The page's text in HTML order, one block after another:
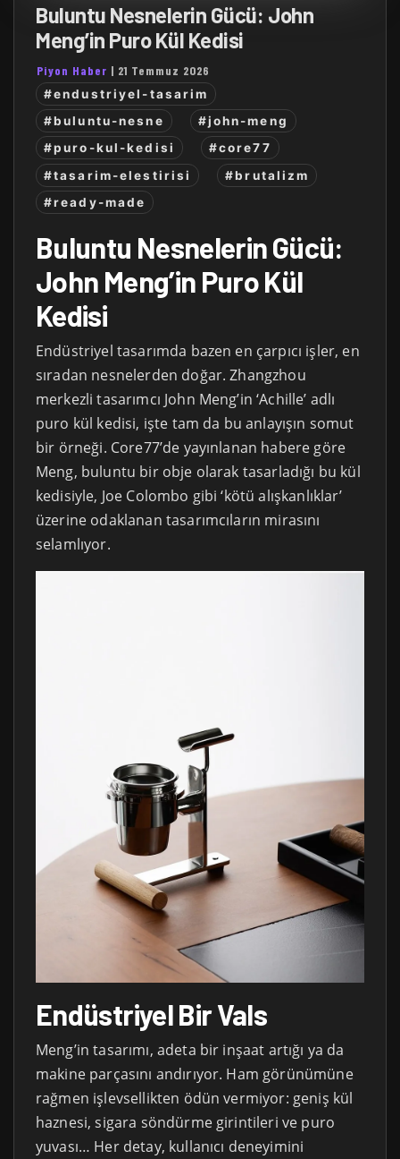
Buluntu Nesnelerin Gücü: John
Meng’in Puro Kül Kedisi
Piyon Haber | 21 Temmuz 2026
#endustriyel-tasarim
#buluntu-nesne
#john-meng
#puro-kul-kedisi
#core77
#tasarim-elestirisi
#brutalizm
#ready-made
Buluntu Nesnelerin Gücü:
John Meng’in Puro Kül
Kedisi
Endüstriyel tasarımda bazen en çarpıcı işler, en
sıradan nesnelerden doğar. Zhangzhou
merkezli tasarımcı John Meng’in ‘Achille’ adlı
puro kül kedisi, işte tam da bu anlayışın somut
bir örneği. Core77’de yayınlanan habere göre
Meng, buluntu bir obje olarak tasarladığı bu kül
kedisiyle, Joe Colombo gibi ‘kötü alışkanlıklar’
üzerine odaklanan tasarımcıların mirasını
selamlıyor.
Endüstriyel Bir Vals
Meng’in tasarımı, adeta bir inşaat artığı ya da
makine parçasını andırıyor. Ham görünümüne
rağmen işlevsellikten ödün vermiyor: geniş kül
haznesi, sigara söndürme girintileri ve puro
yuvası… Her detay, kullanıcı deneyimini